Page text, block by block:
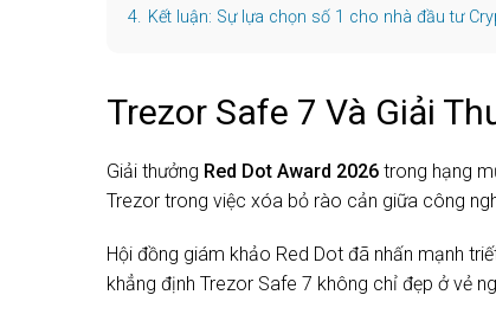
4. Kết luận: Sự lựa chọn số 1 cho nhà đầu tư
Trezor Safe 7 Và Giải
Giải thưởng Red Dot Award 2026 trong hạng
Trezor trong việc xóa bỏ rào cản giữa công
Hội đồng giám khảo Red Dot đã nhấn mạnh
khẳng định Trezor Safe 7 không chỉ đẹp ở vẻ